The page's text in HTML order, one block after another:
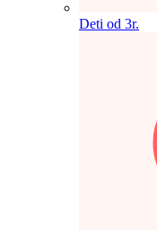
Deti od 3r.